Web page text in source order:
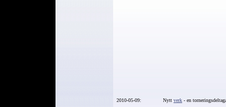
2010-05-09: Nytt verk - en